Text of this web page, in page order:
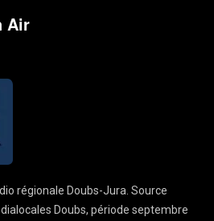
Air
régionale Doubs-Jura. Source
Doubs, période septembre